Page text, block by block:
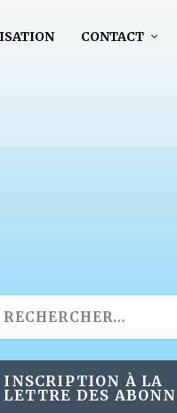
CONTACT
INSCRIPTION À LA
LETTRE DES